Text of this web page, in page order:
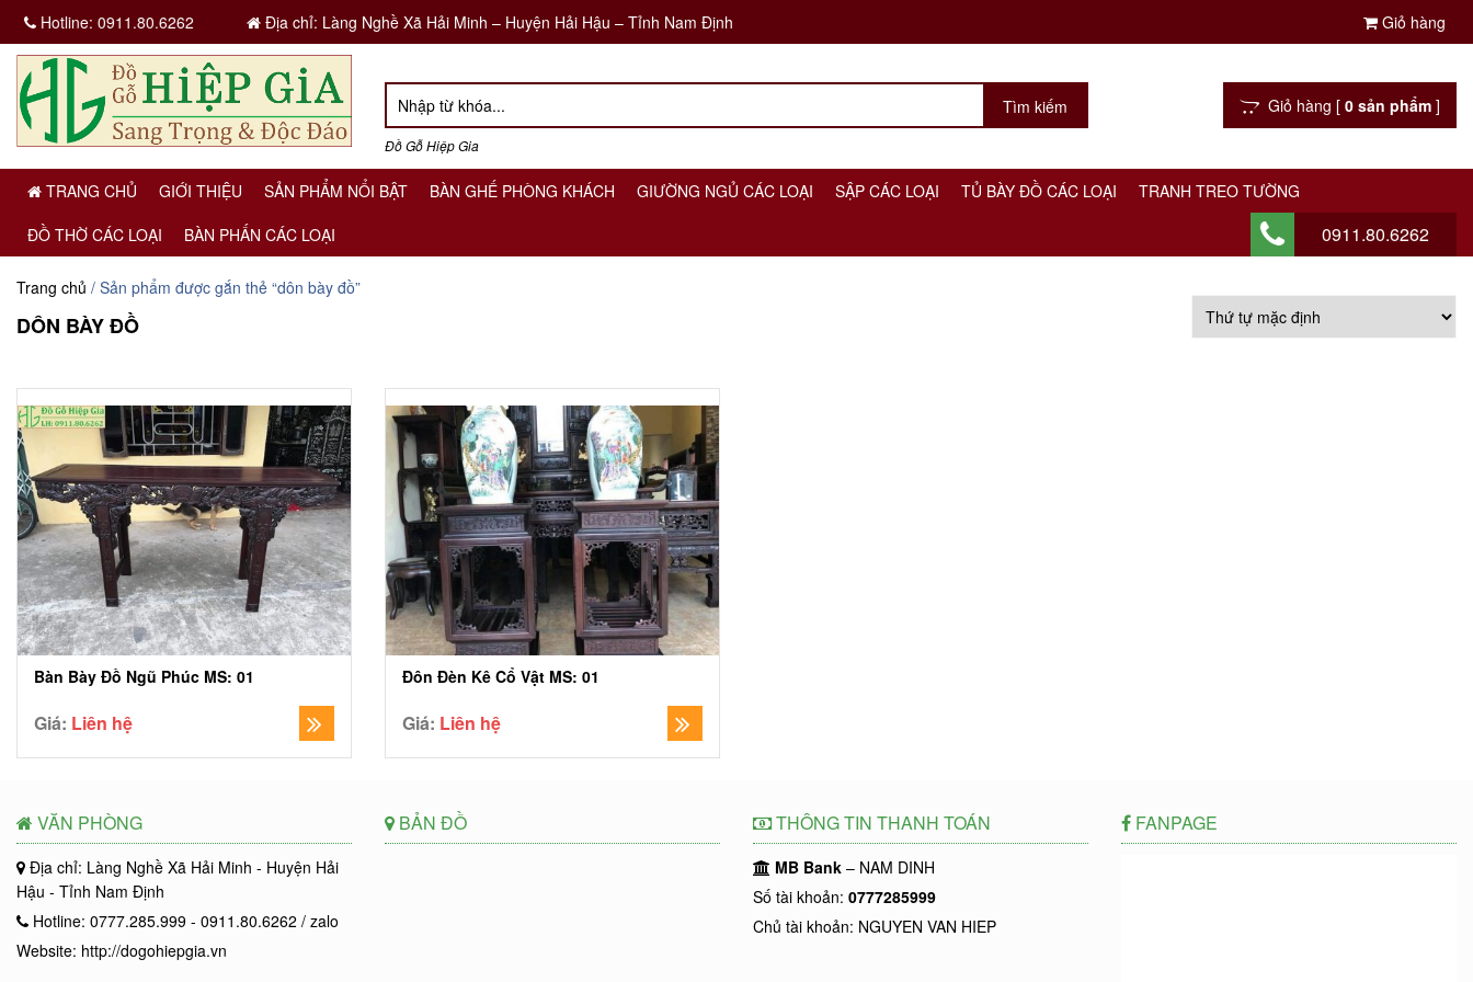
Hotline:0911.80.6262 Địa chỉ: Làng Nghề Xã Hải Minh – Huyện Hải Hậu – Tỉnh Nam Định Giỏ hàng
Đồ Gỗ Hiệp Gia
Giỏ hàng [ 0 sản phẩm ]
TRANG CHỦ GIỚI THIỆU SẢN PHẨM NỔI BẬT BÀN GHẾ PHÒNG KHÁCH GIƯỜNG NGỦ CÁC LOẠI SẬP CÁC LOẠI TỦ BÀY ĐỒ CÁC LOẠI
TRANH TREO TƯỜNG
ĐỒ THỜ CÁC LOẠI
BÀN PHẤN CÁC LOẠI 0911.80.6262
Trang chủ / Sản phẩm được gắn thẻ “dôn bày đồ”
DÔN BÀY ĐỒ
Bàn Bày Đồ Ngũ Phúc MS: 01
Giá: Liên hệ
Đôn Đèn Kê Cổ Vật MS: 01
Giá: Liên hệ
VĂN PHÒNG
Địa chỉ: Làng Nghề Xã Hải Minh - Huyện Hải
Hậu - Tỉnh Nam Định
Hotline: 0777.285.999 - 0911.80.6262 / zalo
Website: http://dogohiepgia.vn
BẢN ĐỒ THÔNG TIN THANH TOÁN
MB Bank – NAM DINH
Số tài khoản: 0777285999
Chủ tài khoản: NGUYEN VAN HIEP
FANPAGE